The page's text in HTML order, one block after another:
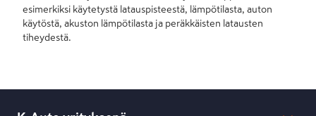
esimerkiksi käytetystä latauspisteestä, lämpötilasta, auton
käytöstä, akuston lämpötilasta ja peräkkäisten latausten
tiheydestä.